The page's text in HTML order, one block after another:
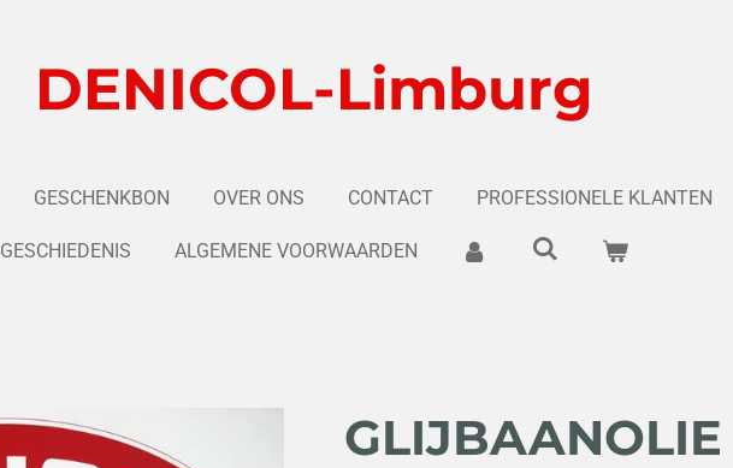
DENICOL-Limburg
GESCHENKBON OVER ONS CONTACT PROFESSIONELE KLANTEN
GESCHIEDENIS ALGEMENE VOORWAARDEN
GLIJBAANOLIE